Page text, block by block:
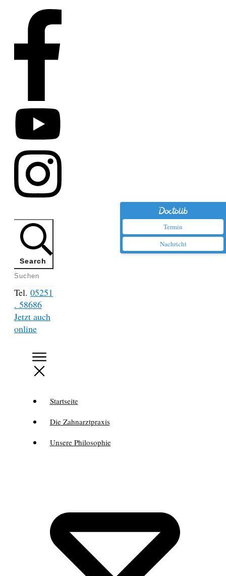
Termin
Nachricht
Search
Tel. 05251
. 58686
Jetzt auch
online
Startseite
Die Zahnarztpraxis
Unsere Philosophie